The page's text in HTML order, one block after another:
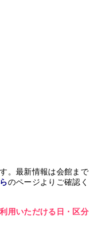
。最新情報は会館まで
のページよりご確認く
用いただける日・区分